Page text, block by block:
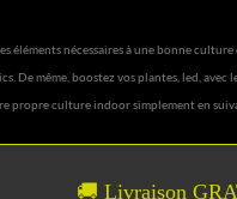
nécessaires à une bonne
même, boostez vos plantes, led,
culture indoor simplement en
🚚 Livraison